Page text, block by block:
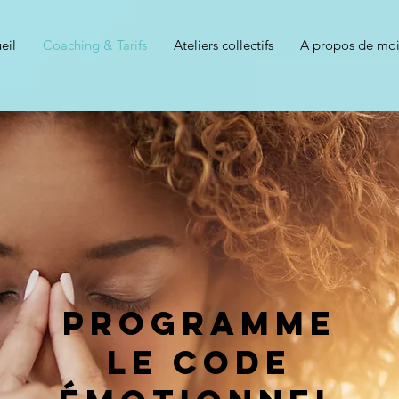
Coaching & Tarifs Ateliers collectifs A propos de moi
PROGRAMMe
Le Code